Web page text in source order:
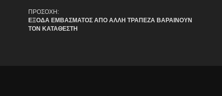
ΠΡΟΣΟΧΗ:
ΕΞΟΔΑ ΕΜΒΑΣΜΑΤΟΣ ΑΠΟ ΑΛΛΗ ΤΡΑΠΕΖΑ ΒΑΡΑΙΝΟΥΝ
ΤΟΝ ΚΑΤΑΘΕΣΤΗ